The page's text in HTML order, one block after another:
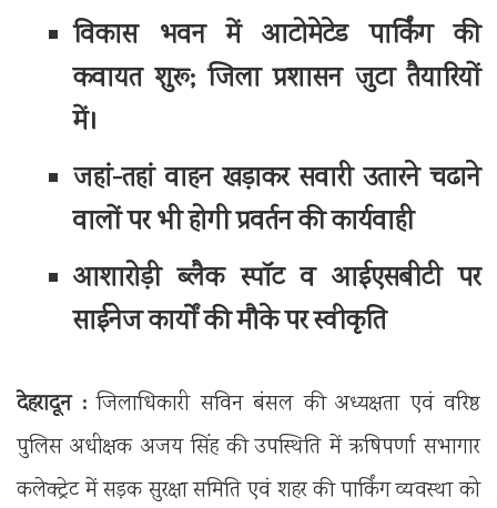
विकास भवन में आटोमेटेड पार्किंग की
कवायत शुरू; जिला प्रशासन जुटा तैयारियों
में।
जहां-तहां वाहन खड़ाकर सवारी उतारने चढाने
वालों पर भी होगी प्रवर्तन की कार्यवाही
आशारोड़ी ब्लैक स्पॉट व आईएसबीटी पर
साईनेज कार्यों की मौके पर स्वीकृति
देहरादून :जिलाधिकारी सविन बंसल की अध्यक्षता एवं वरिष्ठ
पुलिस अधीक्षक अजय सिंह की उपस्थिति में ऋषिपर्णा सभागार
कलेक्ट्रेट में सड़क सुरक्षा समिति एवं शहर की पार्किंग व्यवस्था को